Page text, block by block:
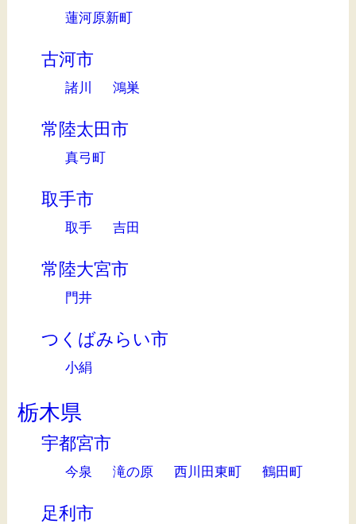
蓮河原新町
古河市
諸川 鴻巣
常陸太田市
真弓町
取手市
取手 吉田
常陸大宮市
門井
つくばみらい市
小絹
栃木県
宇都宮市
今泉 滝の原 西川田東町 鶴田町
足利市